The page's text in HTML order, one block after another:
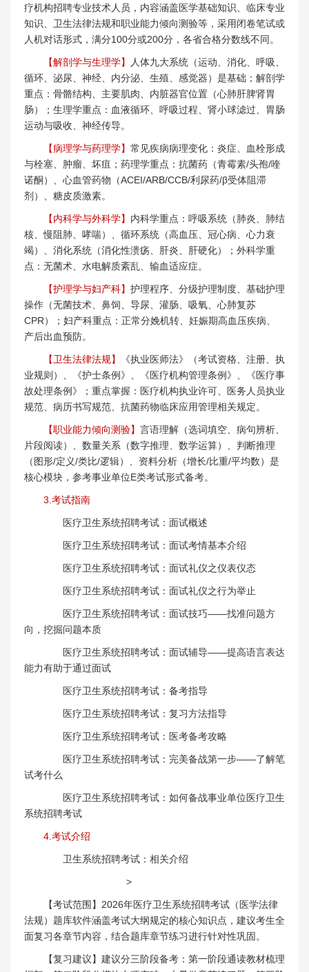
疗机构招聘专业技术人员，内容涵盖医学基础知识、临床专业
知识、卫生法律法规和职业能力倾向测验等，采用闭卷笔试或
人机对话形式，满分100分或200分，各省合格分数线不同。
【解剖学与生理学】
人体九大系统（运动、消化、呼吸、
循环、泌尿、神经、内分泌、生殖、感觉器）是基础；解剖学
重点：骨骼结构、主要肌肉、内脏器官位置（心肺肝脾肾胃
肠）；生理学重点：血液循环、呼吸过程、肾小球滤过、胃肠
运动与吸收、神经传导。
【病理学与药理学】 常见疾病病理变化：炎症、血栓形成
与栓塞、肿瘤、坏疽；药理学重点：抗菌药（青霉素/头孢/喹
诺酮）、心血管药物（ACEI/ARB/CCB/利尿药/β受体阻滞
剂）、糖皮质激素。
【内科学与外科学】 内科学重点：呼吸系统（肺炎、肺结
核、慢阻肺、哮喘）、循环系统（高血压、冠心病、心力衰
竭）、消化系统（消化性溃疡、肝炎、肝硬化）；外科学重
点：无菌术、水电解质紊乱、输血适应症。
【护理学与妇产科】 护理程序、分级护理制度、基础护理
操作（无菌技术、鼻饲、导尿、灌肠、吸氧、心肺复苏
CPR）；妇产科重点：正常分娩机转、妊娠期高血压疾病、
产后出血预防。
【卫生法律法规】
《执业医师法》（考试资格、注册、执
业规则）、《护士条例》、《医疗机构管理条例》、《医疗事
故处理条例》；重点掌握：医疗机构执业许可、医务人员执业
规范、病历书写规范、抗菌药物临床应用管理相关规定。
【职业能力倾向测验】 言语理解（选词填空、病句辨析、
片段阅读）、数量关系（数字推理、数学运算）、判断推理
（图形/定义/类比/逻辑）、资料分析（增长/比重/平均数）是
核心模块，参考事业单位E类考试形式备考。
3.考试指南
医疗卫生系统招聘考试：面试概述
医疗卫生系统招聘考试：面试考情基本介绍
医疗卫生系统招聘考试：面试礼仪之仪表仪态
医疗卫生系统招聘考试：面试礼仪之行为举止
医疗卫生系统招聘考试：面试技巧——找准问题方
向，挖掘问题本质
医疗卫生系统招聘考试：面试辅导——提高语言表达
能力有助于通过面试
医疗卫生系统招聘考试：备考指导
医疗卫生系统招聘考试：复习方法指导
医疗卫生系统招聘考试：医考备考攻略
医疗卫生系统招聘考试：完美备战第一步——了解笔
试考什么
医疗卫生系统招聘考试：如何备战事业单位医疗卫生
系统招聘考试
4.考试介绍
卫生系统招聘考试：相关介绍
>
【考试范围】2026年医疗卫生系统招聘考试（医学法律
法规）题库软件涵盖考试大纲规定的核心知识点，建议考生全
面复习各章节内容，结合题库章节练习进行针对性巩固。
【复习建议】建议分三阶段备考：第一阶段通读教材梳理